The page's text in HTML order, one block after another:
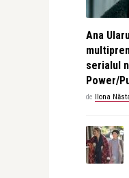
Ana
serialul
Power/
de Ilona